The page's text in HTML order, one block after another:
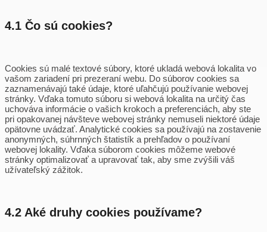
4.1 Čo sú cookies?
Cookies sú malé textové súbory, ktoré ukladá webová lokalita vo
vašom zariadení pri prezeraní webu. Do súborov cookies sa
zaznamenávajú také údaje, ktoré uľahčujú používanie webovej
stránky. Vďaka tomuto súboru si webová lokalita na určitý čas
uchováva informácie o vašich krokoch a preferenciách, aby ste
pri opakovanej návšteve webovej stránky nemuseli niektoré údaje
opätovne uvádzať. Analytické cookies sa používajú na zostavenie
anonymných, súhrnných štatistík a prehľadov o používaní
webovej lokality. Vďaka súborom cookies môžeme webové
stránky optimalizovať a upravovať tak, aby sme zvýšili váš
užívateľský zážitok.
4.2 Aké druhy cookies používame?